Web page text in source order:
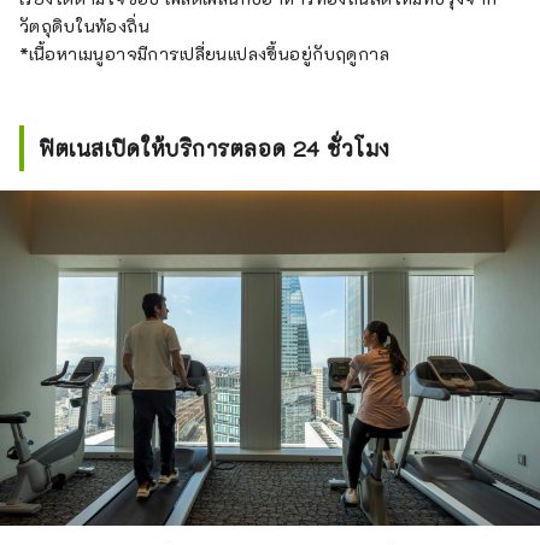
วัตถุดิบในท้องถิ่น
*เนื้อหาเมนูอาจมีการเปลี่ยนแปลงขึ้นอยู่กับฤดูกาล
ฟิตเนสเปิดให้บริการตลอด 24 ชั่วโมง